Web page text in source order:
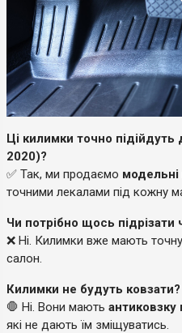
Ці килимки точно
2020)?
✅ Так, ми продаємо
точними лекалами під кожну
Чи потрібно щось підрізати
❌ Ні. Килимки вже мають
салон.
Килимки не будуть ковзати?
🛑 Ні. Вони мають
які не дають їм зміщуватись.